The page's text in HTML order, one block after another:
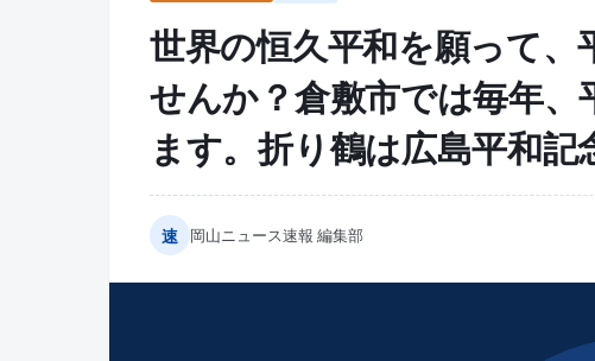
世界の恒久平和を願って
せんか？倉敷市では毎年
ます。折り鶴は広島平和記
速 岡山ニュース速報 編集部